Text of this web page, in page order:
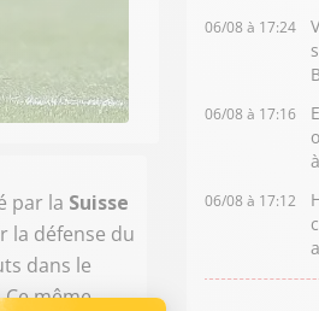
par la Suisse
la défense du
dans le
Ce même
06/08 à 17:24
06/08 à 17:16
06/08 à 17:12